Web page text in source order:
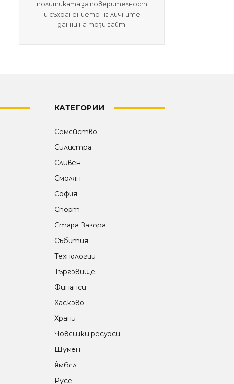
политиката за поверителност
и съхранението на личните
данни на този сайт.
КАТЕГОРИИ
Семейство
Силистра
Сливен
Смолян
София
Спорт
Стара Загора
Събития
Технологии
Търговище
Финанси
Хасково
Храни
Човешки ресурси
Шумен
Я̀мбол
Русе